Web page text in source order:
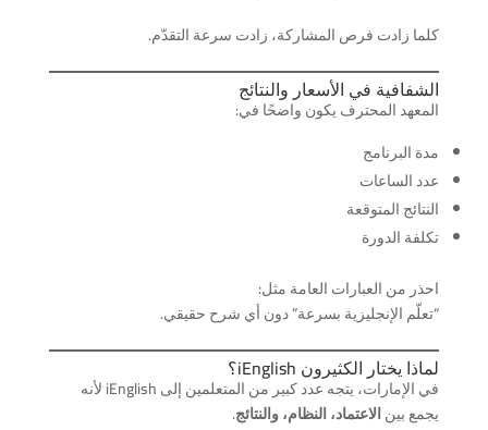
كلما زادت فرص المشاركة، زادت سرعة التقدّم.
الشفافية في الأسعار والنتائج
المعهد المحترف يكون واضحًا في:
مدة البرنامج
عدد الساعات
النتائج المتوقعة
تكلفة الدورة
احذر من العبارات العامة مثل:
“تعلّم الإنجليزية بسرعة” دون أي شرح حقيقي.
لماذا يختار الكثيرون iEnglish؟
في الإمارات، يتجه عدد كبير من المتعلمين إلى iEnglish لأنه
يجمع بينالاعتماد، النظام، والنتائج.